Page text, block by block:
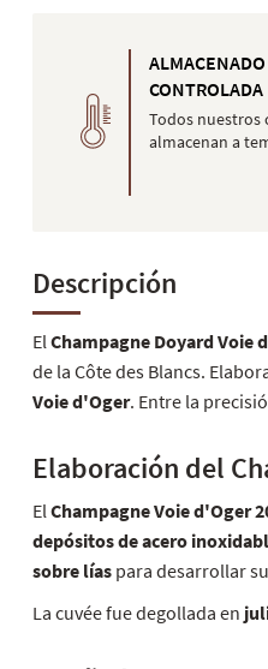
CONTROLADA
Todos nuestros
almacenan a
Descripción
ElChampagne Doyard Voie
de la Côte des Blancs.
Voie d'Oger. Entre la
Elaboración del
ElChampagne Voie d'Oger
depósitos de acero
sobre lías para desarrollar
La cuvée fue degollada en